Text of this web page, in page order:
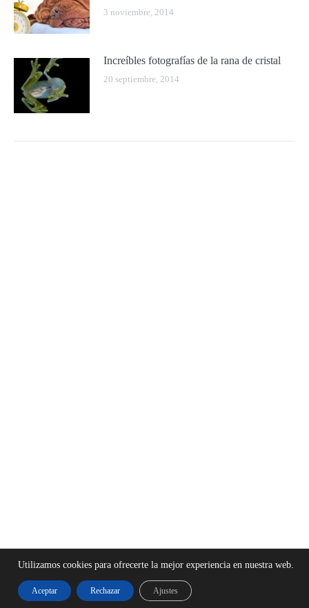
3 noviembre, 2014
Increíbles fotografías de la rana de cristal
20 septiembre, 2014
Footer
Utilizamos cookies para ofrecerte la mejor experiencia en nuestra web.
Aceptar Rechazar Ajustes